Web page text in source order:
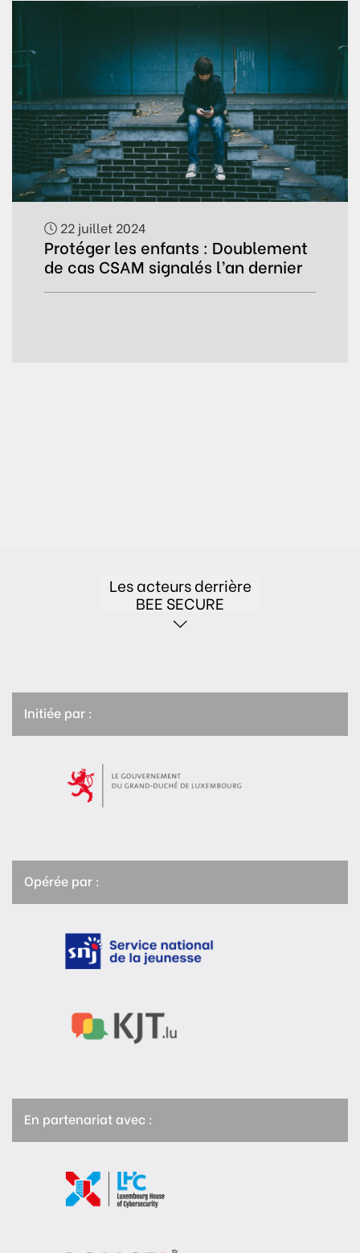
22 juillet 2024
Protéger les enfants : Doublement
de cas CSAM signalés l’an dernier
Les acteurs derrière
BEE SECURE
Initiée par :
Opérée par :
En partenariat avec :